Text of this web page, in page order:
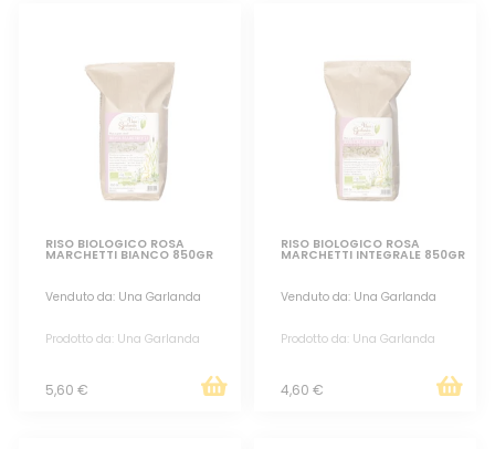
RISO BIOLOGICO ROSA
MARCHETTI BIANCO 850GR
Venduto da: Una Garlanda
Prodotto da: Una Garlanda
5,60 €
RISO BIOLOGICO ROSA
MARCHETTI INTEGRALE 850GR
Venduto da: Una Garlanda
Prodotto da: Una Garlanda
4,60 €